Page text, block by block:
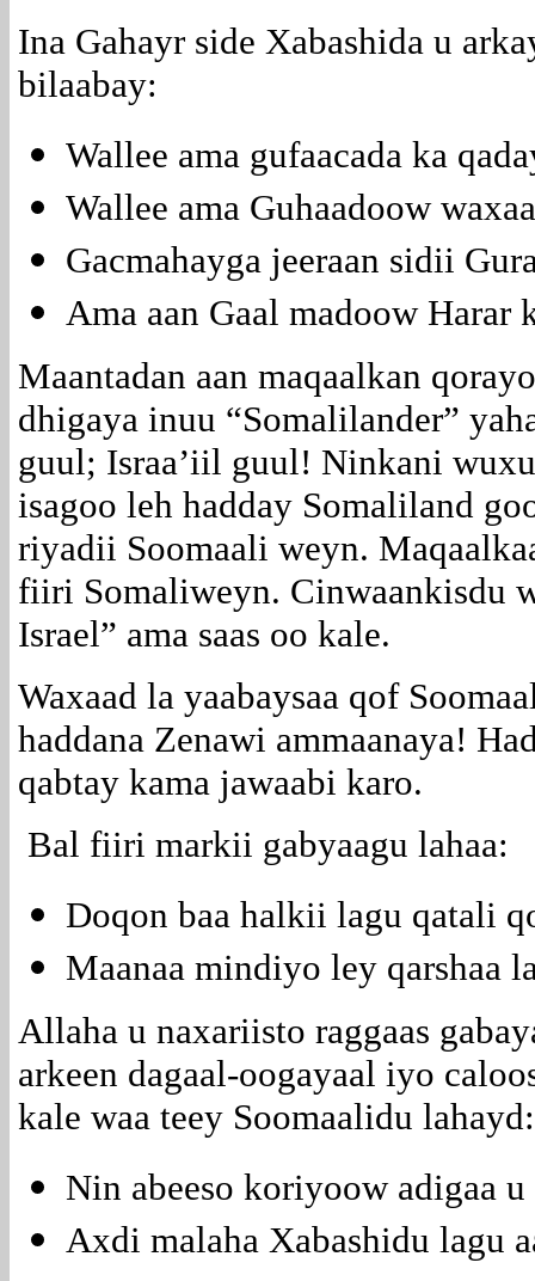
Ina Gahayr side Xabashida u
bilaabay:
Wallee ama gufaacada ka
Wallee ama Guhaadoow
Gacmahayga jeeraan sidii
Ama aan Gaal madoow
Maantadan aan maqaalkan
dhigaya inuu “Somalilander”
guul; Israa’iil guul! Ninkani
isagoo leh hadday Somaliland
riyadii Soomaali weyn.
fiiri Somaliweyn. Cinwaankisdu
Israel” ama saas oo kale.
Waxaad la yaabaysaa qof
haddana Zenawi ammaanaya!
qabtay kama jawaabi karo.
Bal fiiri markii gabyaagu lahaa:
Doqon baa halkii lagu qatali
Maanaa mindiyo ley qarshaa
Allaha u naxariisto raggaas
arkeen dagaal-oogayaal iyo
kale waa teey Soomaalidu
Nin abeeso koriyoow adigaa u
Axdi malaha Xabashidu lagu